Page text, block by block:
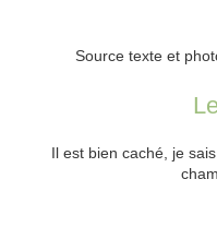
Source texte et
Il est bien caché, je